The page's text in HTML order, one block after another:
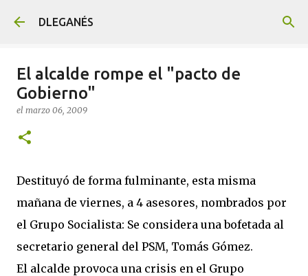
DLEGANÉS
El alcalde rompe el "pacto de
Gobierno"
el marzo 06, 2009
Destituyó de forma fulminante, esta misma
mañana de viernes, a 4 asesores, nombrados por
el Grupo Socialista: Se considera una bofetada al
secretario general del PSM, Tomás Gómez.
El alcalde provoca una crisis en el Grupo